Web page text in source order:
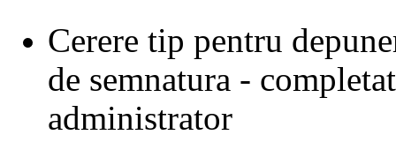
Cerere tip pentru
de semnatura -
administrator